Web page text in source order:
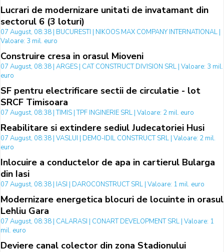
Lucrari de modernizare unitati de invatamant din
sectorul 6 (3 loturi)
07 August, 08:38 | BUCURESTI | NIKOOS MAX COMPANY INTERNATIONAL |
Valoare: 3 mil. euro
Construire cresa in orasul Mioveni
07 August, 08:38 | ARGES | CAT CONSTRUCT DIVISION SRL | Valoare: 3 mil.
euro
SF pentru electrificare sectii de circulatie - lot
SRCF Timisoara
07 August, 08:38 | TIMIS | TPF INGINERIE SRL | Valoare: 2 mil. euro
Reabilitare si extindere sediul Judecatoriei Husi
07 August, 08:38 | VASLUI | DEMO-IDIL CONSTRUCT SRL | Valoare: 2 mil.
euro
Inlocuire a conductelor de apa in cartierul Bularga
din Iasi
07 August, 08:38 | IASI | DAROCONSTRUCT SRL | Valoare: 1 mil. euro
Modernizare energetica blocuri de locuinte in orasul
Lehliu Gara
07 August, 08:38 | CALARASI | CONART DEVELOPMENT SRL | Valoare: 1
mil. euro
Deviere canal colector din zona Stadionului